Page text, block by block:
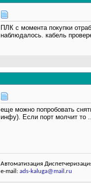
ПЛК с момента покупки
наблюдалось. кабель
еще можно попробовать
инфу). Если порт молчит то
Автоматизация
e-mail: ads-kaluga@mail.ru